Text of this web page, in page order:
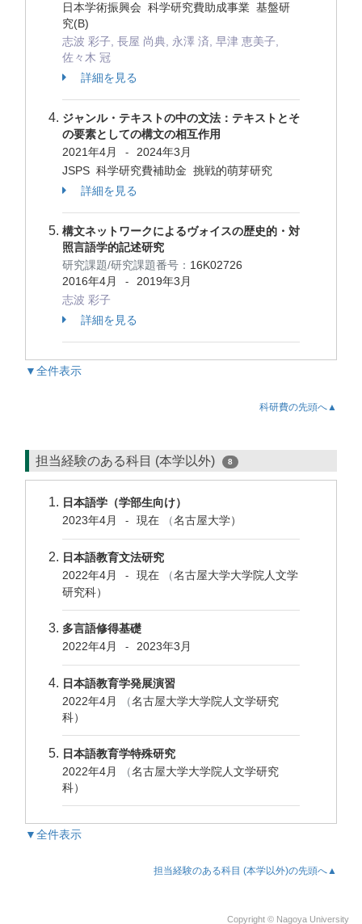
日本学術振興会 科学研究費助成事業 基盤研
究(B)
志波 彩子, 長屋 尚典, 永澤 済, 早津 恵美子,
佐々木 冠
詳細を見る
ジャンル・テキストの中の文法：テキストとそ
の要素としての構文の相互作用
2021年4月
-
2024年3月
JSPS 科学研究費補助金 挑戦的萌芽研究
詳細を見る
構文ネットワークによるヴォイスの歴史的・対
照言語学的記述研究
研究課題/研究課題番号： 16K02726
2016年4月
-
2019年3月
志波 彩子
詳細を見る
▼全件表示
科研費の先頭へ▲
担当経験のある科目 (本学以外) 8
日本語学（学部生向け）
2023年4月
- 現在 （名古屋大学）
日本語教育文法研究
2022年4月
- 現在 （名古屋大学大学院人文学
研究科）
多言語修得基礎
2022年4月
- 2023年3月
日本語教育学発展演習
2022年4月
（名古屋大学大学院人文学研究
科）
日本語教育学特殊研究
2022年4月
（名古屋大学大学院人文学研究
科）
▼全件表示
担当経験のある科目 (本学以外)の先頭へ▲
Copyright © Nagoya University